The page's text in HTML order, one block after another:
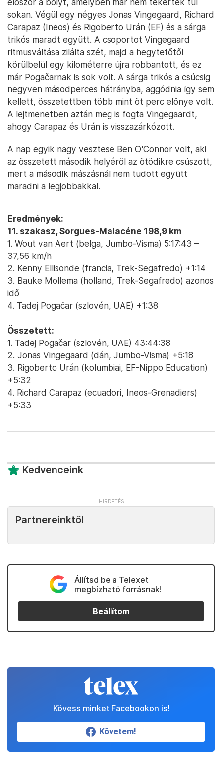
először a bolyt, amelyben már nem tekertek túl
sokan. Végül egy négyes Jonas Vingegaard, Richard
Carapaz (Ineos) és Rigoberto Urán (EF) és a sárga
trikós maradt együtt. A csoportot Vingegaard
ritmusváltása zilálta szét, majd a hegytetőtől
körülbelül egy kilométerre újra robbantott, és ez
már Pogačarnak is sok volt. A sárga trikós a csúcsig
negyven másodperces hátrányba, aggódnia így sem
kellett, összetettben több mint öt perc előnye volt.
A lejtmenetben aztán meg is fogta Vingegaardt,
ahogy Carapaz és Urán is visszazárkózott.
A nap egyik nagy vesztese Ben O'Connor volt, aki
az összetett második helyéről az ötödikre csúszott,
mert a második mászásnál nem tudott együtt
maradni a legjobbakkal.
Eredmények:
11. szakasz, Sorgues-Malacéne 198,9 km
1. Wout van Aert (belga, Jumbo-Visma) 5:17:43 –
37,56 km/h
2. Kenny Ellisonde (francia, Trek-Segafredo) +1:14
3. Bauke Mollema (holland, Trek-Segafredo) azonos
idő
4. Tadej Pogačar (szlovén, UAE) +1:38
Összetett:
1. Tadej Pogačar (szlovén, UAE) 43:44:38
2. Jonas Vingegaard (dán, Jumbo-Visma) +5:18
3. Rigoberto Urán (kolumbiai, EF-Nippo Education)
+5:32
4. Richard Carapaz (ecuadori, Ineos-Grenadiers)
+5:33
Kedvenceink
Partnereinktől
Állítsd be a Telexet
megbízható forrásnak!
Beállítom
Kövess minket Facebookon is!
Követem!